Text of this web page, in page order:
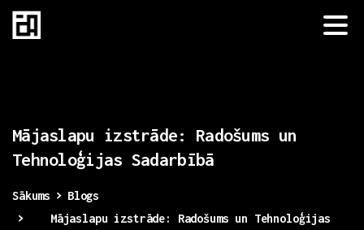
Mājaslapu izstrāde: Radošums un
Tehnoloģijas Sadarbībā
Sākums
Blogs
Mājaslapu izstrāde: Radošums un Tehnoloģijas